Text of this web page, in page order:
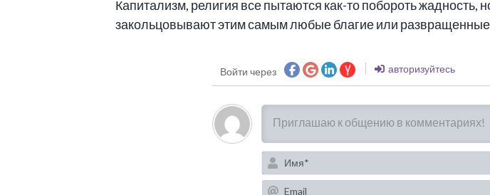
Капитализм, религия все пытаются как-то побороть жадность,
закольцовывают этим самым любые благие или
Войти через авторизуйтесь